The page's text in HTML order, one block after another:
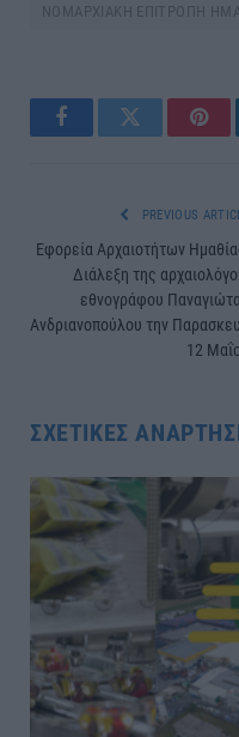
ΝΟΜΑΡΧΙΑΚΗ ΕΠΙΤΡΟΠΗ
FacebookTwitter
PREVIOUS
Εφορεία Αρχαιοτήτων
Διάλεξη της
εθνογράφου
Ανδριανοπούλου την
12
ΣΧΕΤΙΚΈΣ